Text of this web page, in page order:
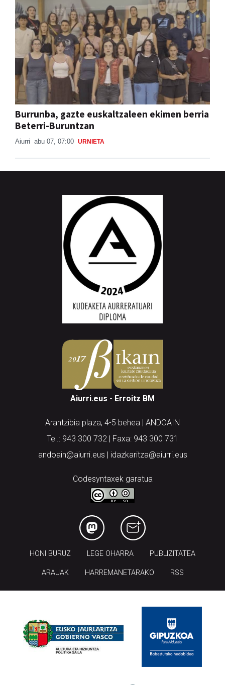
Burrunba, gazte euskaltzaleen ekimen berria
Beterri-Buruntzan
Aiurri abu 07, 07:00 URNIETA
Aiurri.eus - Erroitz BM
Arantzibia plaza, 4-5 behea | ANDOAIN
Tel.: 943 300 732 | Faxa: 943 300 731
andoain@aiurri.eus | idazkaritza@aiurri.eus
Codesyntaxek garatua
HONI BURUZ LEGE OHARRA PUBLIZITATEA
ARAUAK HARREMANETARAKO RSS